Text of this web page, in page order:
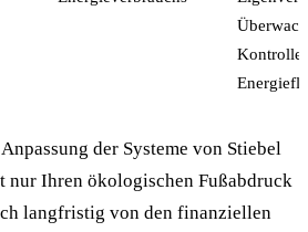
Kontrolle
der Systeme von Stiebel
nur Ihren ökologischen Fußabdruck
langfristig von den finanziellen